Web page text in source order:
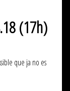
(17h)
que ja no es